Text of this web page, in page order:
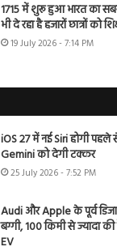
1715 में शुरू हुआ भारत का
भी दे रहा है हजारों छात्रों को
19 July 2026 - 7:14 PM
iOS 27 में नई Siri होगी पहले
Gemini को देगी टक्कर
25 July 2026 - 7:52 PM
Audi और Apple के पूर्व
बग्गी, 100 किमी से ज्यादा
EV